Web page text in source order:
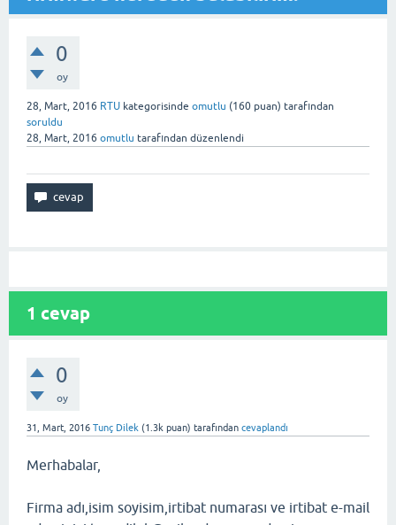
0
oy
28, Mart, 2016 RTU kategorisinde omutlu (160 puan) tarafından
soruldu
28, Mart, 2016 omutlu tarafından düzenlendi
1 cevap
0
oy
31, Mart, 2016 Tunç Dilek (1.3k puan) tarafından cevaplandı
Merhabalar,
Firma adı,isim soyisim,irtibat numarası ve irtibat e-mail